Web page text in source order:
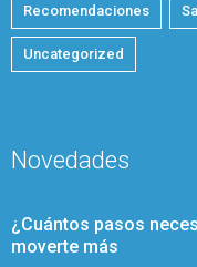
Recomendaciones
Uncategorized
Novedades
¿Cuántos pasos
moverte más